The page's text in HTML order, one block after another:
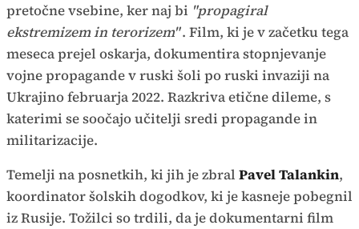
pretočne vsebine, ker naj bi "propagiral
ekstremizem in terorizem". Film, ki je v začetku tega
meseca prejel oskarja, dokumentira stopnjevanje
vojne propagande v ruski šoli po ruski invaziji na
Ukrajino februarja 2022. Razkriva etične dileme, s
katerimi se soočajo učitelji sredi propagande in
militarizacije.
Temelji na posnetkih, ki jih je zbral Pavel Talankin,
koordinator šolskih dogodkov, ki je kasneje pobegnil
iz Rusije. Tožilci so trdili, da je dokumentarni film